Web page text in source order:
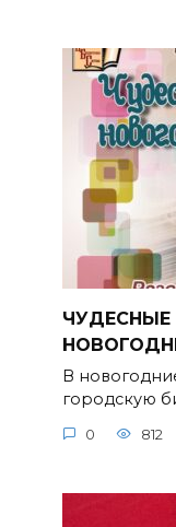
В
городскую
0 812